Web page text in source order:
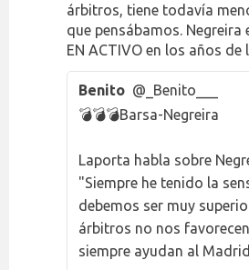
árbitros, tiene todavía
que pensábamos. Negreira
EN ACTIVO en los años
Benito @_Benito___
💣💣💣Barsa-Negreira
Laporta habla sobre
"Siempre he tenido la
debemos ser muy
árbitros no nos
siempre ayudan al